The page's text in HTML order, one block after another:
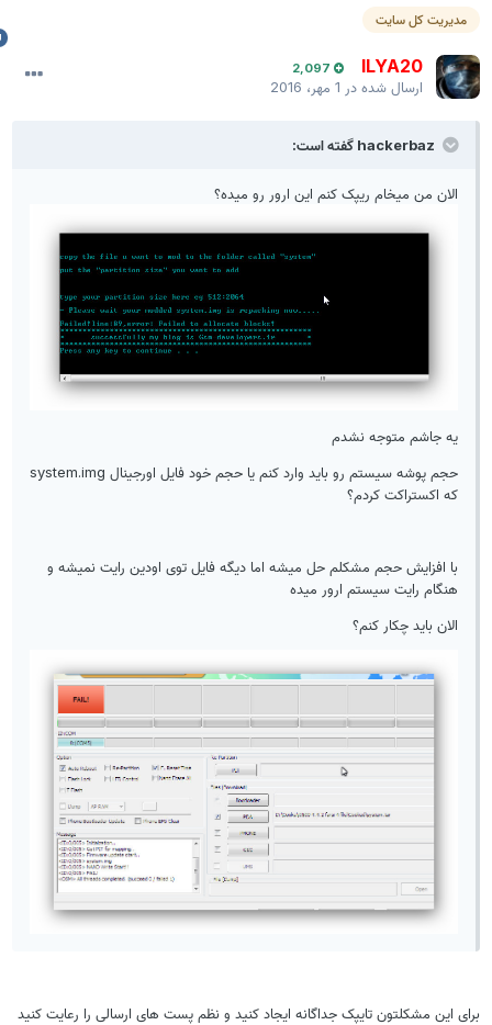
مدیریت کل سایت
ILYA20
ارسال شده در1 مهر، 2016
hackerbaz گفته است:
الان من میخام ریپک کنم این ارور رو میده؟
یه جاشم متوجه نشدم
حجم پوشه سیستم رو باید وارد کنم یا حجم خود فایل اورجینال system.img
که اکستراکت کردم؟
با افزایش حجم مشکلم حل میشه اما دیگه فایل توی اودین رایت نمیشه و
هنگام رایت سیستم ارور میده
الان باید چکار کنم؟
این مشکلتون تایپک جداگانه ایجاد کنید و نظم پست های ارسالی را رعایت کنید